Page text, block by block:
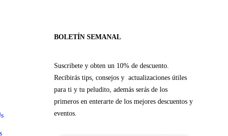
BOLETÍN SEMANAL
Suscribete y obten un 10% de descuento.
Recibirás tips, consejos y actualizaciones útiles
para ti y tu peludito, además serás de los
primeros en enterarte de los mejores descuentos y
eventos.